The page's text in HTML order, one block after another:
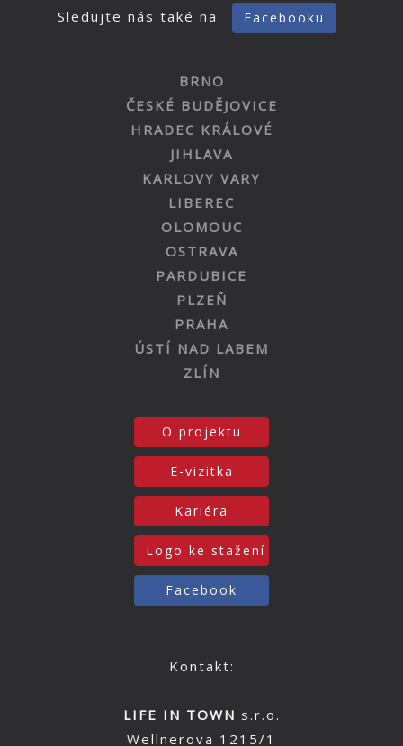
Sledujte nás také na Facebooku
BRNO
ČESKÉ BUDĚJOVICE
HRADEC KRÁLOVÉ
JIHLAVA
KARLOVY VARY
LIBEREC
OLOMOUC
OSTRAVA
PARDUBICE
PLZEŇ
PRAHA
ÚSTÍ NAD LABEM
ZLÍN
O projektu
E-vizitka
Kariéra
Logo ke stažení
Facebook
Kontakt:
LIFE IN TOWN s.r.o.
Wellnerova 1215/1